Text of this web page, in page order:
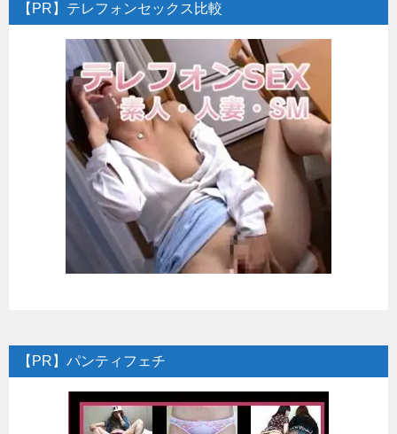
【PR】テレフォンセックス比較
【PR】パンティフェチ